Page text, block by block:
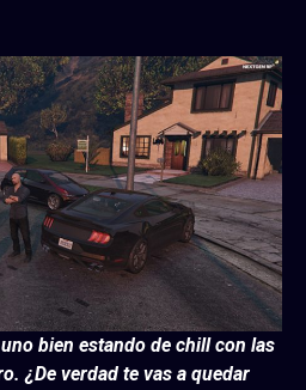
bien estando de chill con las
¿De verdad te vas a quedar